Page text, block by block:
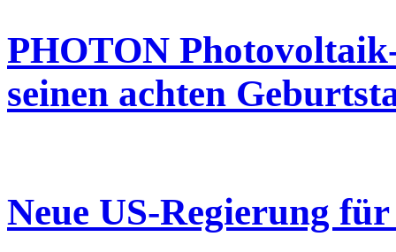
PHOTON
seinen achten
Neue US-Regierung